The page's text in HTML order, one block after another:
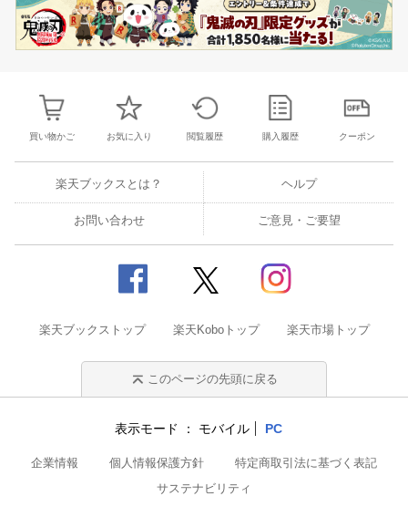
買い物かご お気に入り 閲覧履歴 購入履歴 クーポン
楽天ブックスとは？ ヘルプ
お問い合わせ ご意見・ご要望
楽天ブックストップ 楽天Koboトップ 楽天市場トップ
このページの先頭に戻る
表示モード モバイル PC
企業情報 個人情報保護方針
特定商取引法に基づく表記
サステナビリティ